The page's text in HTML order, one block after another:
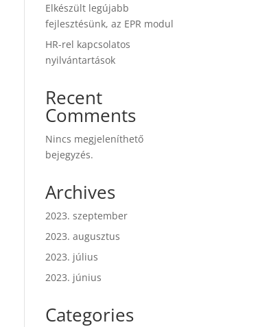
Elkészült legújabb
fejlesztésünk, az EPR modul
HR-rel kapcsolatos
nyilvántartások
Recent
Comments
Nincs megjeleníthető
bejegyzés.
Archives
2023. szeptember
2023. augusztus
2023. július
2023. június
Categories